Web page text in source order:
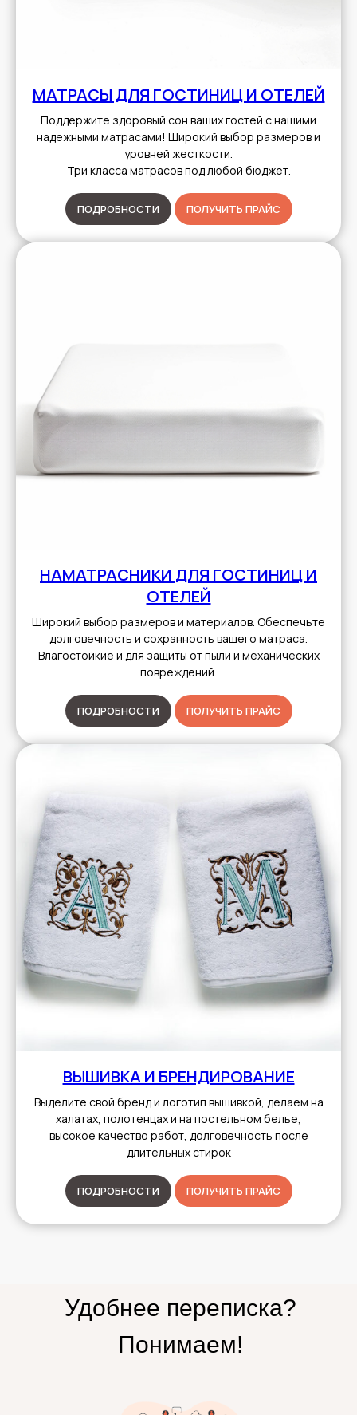
МАТРАСЫ ДЛЯ ГОСТИНИЦ И ОТЕЛЕЙ
Поддержите здоровый сон ваших гостей с нашими
надежными матрасами! Широкий выбор размеров и
уровней жесткости.
Три класса матрасов под любой бюджет.
ПОДРОБНОСТИ ПОЛУЧИТЬ ПРАЙС
НАМАТРАСНИКИ ДЛЯ ГОСТИНИЦ И
ОТЕЛЕЙ
Широкий выбор размеров и материалов. Обеспечьте
долговечность и сохранность вашего матраса.
Влагостойкие и для защиты от пыли и механических
повреждений.
ПОДРОБНОСТИ ПОЛУЧИТЬ ПРАЙС
ВЫШИВКА И БРЕНДИРОВАНИЕ
Выделите свой бренд и логотип вышивкой, делаем на
халатах, полотенцах и на постельном белье,
высокое качество работ, долговечность после
длительных стирок
ПОДРОБНОСТИ ПОЛУЧИТЬ ПРАЙС
Удобнее переписка?
Понимаем!